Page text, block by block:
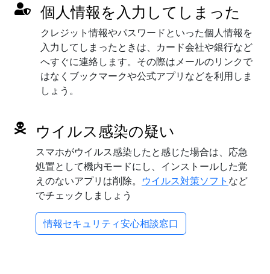
個人情報を入力してしまった
クレジット情報やパスワードといった個人情報を
入力してしまったときは、カード会社や銀行など
へすぐに連絡します。その際はメールのリンクで
はなくブックマークや公式アプリなどを利用しま
しょう。
ウイルス感染の疑い
スマホがウイルス感染したと感じた場合は、応急
処置として機内モードにし、インストールした覚
えのないアプリは削除。 ウイルス対策ソフト など
でチェックしましょう
情報セキュリティ安心相談窓口